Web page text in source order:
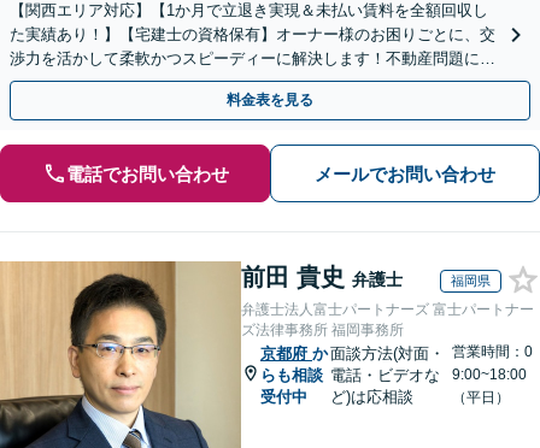
【関西エリア対応】【1か月で立退き実現＆未払い賃料を全額回収し
た実績あり！】【宅建士の資格保有】オーナー様のお困りごとに、交
渉力を活かして柔軟かつスピーディーに解決します！不動産問題に幅
広く対応しています。
料金表を見る
電話でお問い合わせ メールでお問い合わせ
前田 貴史 弁護士 福岡県
弁護士法人富士パートナーズ 富士パートナー
ズ法律事務所 福岡事務所
京都府 か
らも相談
受付中
面談方法(対面・
電話・ビデオな
ど)は応相談
営業時間：0
9:00~18:00
（平日）